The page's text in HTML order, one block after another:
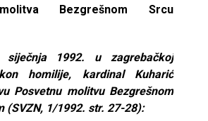
Bezgrešnom Srcu
1992. u zagrebačkoj
homilije, kardinal Kuharić
Posvetnu molitvu Bezgrešnom
(SVZN, 1/1992. str. 27-28):